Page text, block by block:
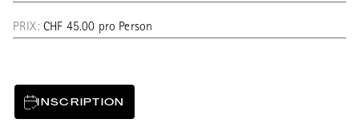
PRIX: CHF 45.00 pro Person
INSCRIPTION